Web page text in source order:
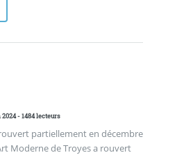
- 1484 lecteurs
partiellement en décembre
Moderne de Troyes a rouvert